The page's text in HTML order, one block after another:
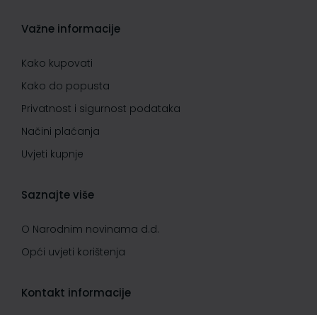
Važne informacije
Kako kupovati
Kako do popusta
Privatnost i sigurnost podataka
Načini plaćanja
Uvjeti kupnje
Saznajte više
O Narodnim novinama d.d.
Opći uvjeti korištenja
Kontakt informacije